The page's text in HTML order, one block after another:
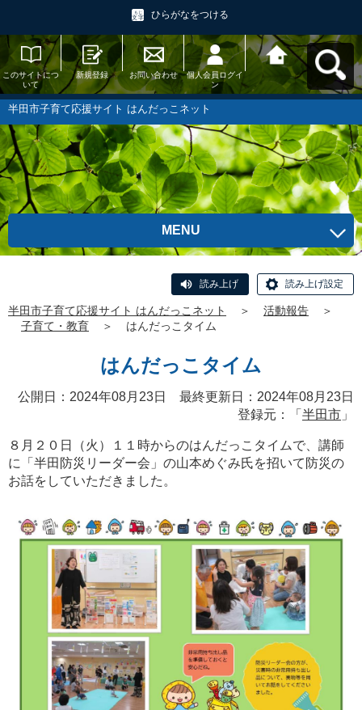
ひらがなをつける
このサイトにつ
いて
新規登録 お問い合わせ
個人会員ログイ
ン
半田市子育て応
援サイト はんだ
っこネットへ戻
半田市子育て応援サイト はんだっこネット
MENU
読み上げ 読み上げ設定
半田市子育て応援サイト はんだっこネット ＞ 活動報告
＞
子育て・教育
＞ はんだっこタイム
はんだっこタイム
公開日：2024年08月23日 最終更新日：2024年08月23日
登録元：「 半田市 」
８月２０日（火）１１時からのはんだっこタイムで、講師
に「半田防災リーダー会」の山本めぐみ氏を招いて防災の
お話をしていただきました。